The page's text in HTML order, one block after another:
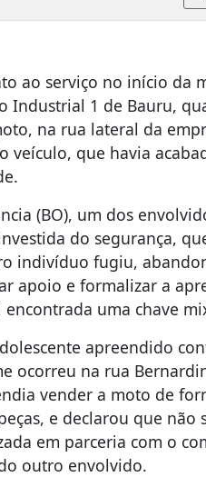
ao serviço no início da
Industrial 1 de Bauru,
na rua lateral da
veículo, que havia
(BO), um dos
do segurança,
indivíduo fugiu,
apoio e formalizar a
uma chave
apreendido
ocorreu na rua
vender a moto de
e declarou que não
em parceria com o
outro envolvido.